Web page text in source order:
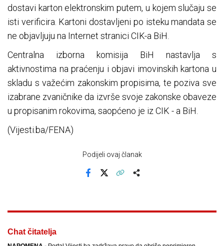
dostavi karton elektronskim putem, u kojem slučaju se
isti verificira. Kartoni dostavljeni po isteku mandata se
ne objavljuju na Internet stranici CIK-a BiH.
Centralna izborna komisija BiH nastavlja s
aktivnostima na praćenju i objavi imovinskih kartona u
skladu s važećim zakonskim propisima, te poziva sve
izabrane zvaničnike da izvrše svoje zakonske obaveze
u propisanim rokovima, saopćeno je iz CIK - a BiH.
(Vijesti.ba/FENA)
Podijeli ovaj članak
Chat čitatelja